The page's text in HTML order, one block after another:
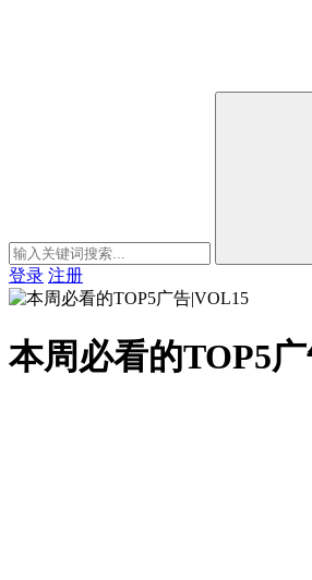
登录 注册
本周必看的TOP5